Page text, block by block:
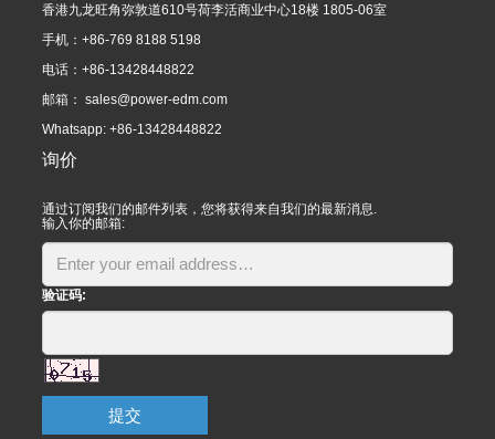
香港九龙旺角弥敦道610号荷李活商业中心18楼 1805-06室
手机：+86-769 8188 5198
电话：+86-13428448822
邮箱： sales@power-edm.com
Whatsapp: +86-13428448822
询价
通过订阅我们的邮件列表，您将获得来自我们的最新消息.
输入你的邮箱:
验证码:
提交